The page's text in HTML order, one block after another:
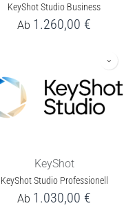
KeyShot Studio Business
Ab 1.260,00 €
KeyShot
KeyShot Studio Professionell
Ab 1.030,00 €